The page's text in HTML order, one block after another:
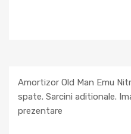
Amortizor Old Man Emu
spate. Sarcini aditionale.
prezentare